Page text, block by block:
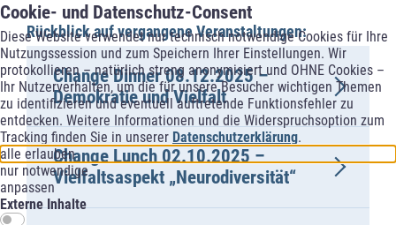
Cookie- und Datenschutz-Consent
Diese Website verwendet nur technisch notwendige Cookies für Ihre
Nutzungssession und zum Speichern Ihrer Einstellungen. Wir
protokollieren – natürlich streng anonymisiert und OHNE Cookies –
Ihr Nutzerverhalten, um die für unsere Besucher wichtigen Themen
zu identifizieren und eventuell auftretende Funktionsfehler zu
entdecken. Weitere Informationen und die Widerspruchsoption zum
Tracking finden Sie in unserer Datenschutzerklärung.
alle erlauben
nur notwendige
anpassen
Externe Inhalte
Rückblick auf vergangene Veranstaltungen:
Change Dinner 08.12.2025 –
Demokratie und Vielfalt
Change Lunch 02.10.2025 –
Vielfaltsaspekt „Neurodiversität“